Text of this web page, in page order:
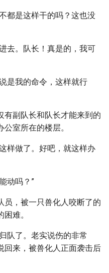
都是这样干的吗？这也没
去。队长！真是的，我可
是我的命令，这样就行
有副队长和队长才能来到的
室所在的楼层。
样做了。好吧，就这样办
动吗？”
员，被一只兽化人咬断了的
难。
队了。老实说伤的非常
回来，被兽化人正面袭击后